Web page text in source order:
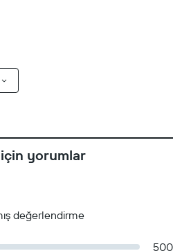
yorumlar
değerlendirme
500